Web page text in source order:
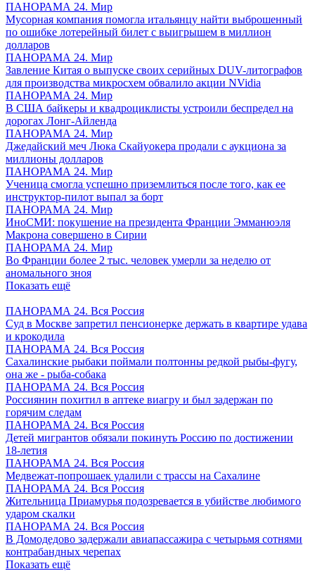
ПАНОРАМА 24. Мир
Мусорная компания помогла итальянцу найти выброшенный
по ошибке лотерейный билет с выигрышем в миллион
долларов
ПАНОРАМА 24. Мир
Завление Китая о выпуске своих серийных DUV-литографов
для производства микросхем обвалило акции NVidia
ПАНОРАМА 24. Мир
В США байкеры и квадроциклисты устроили беспредел на
дорогах Лонг-Айленда
ПАНОРАМА 24. Мир
Джедайский меч Люка Скайуокера продали с аукциона за
миллионы долларов
ПАНОРАМА 24. Мир
Ученица смогла успешно приземлиться после того, как ее
инструктор-пилот выпал за борт
ПАНОРАМА 24. Мир
ИноСМИ: покушение на президента Франции Эмманюэля
Макрона совершено в Сирии
ПАНОРАМА 24. Мир
Во Франции более 2 тыс. человек умерли за неделю от
аномального зноя
Показать ещё
ПАНОРАМА 24. Вся Россия
Суд в Москве запретил пенсионерке держать в квартире удава
и крокодила
ПАНОРАМА 24. Вся Россия
Сахалинские рыбаки поймали полтонны редкой рыбы-фугу,
она же - рыба-собака
ПАНОРАМА 24. Вся Россия
Россиянин похитил в аптеке виагру и был задержан по
горячим следам
ПАНОРАМА 24. Вся Россия
Детей мигрантов обязали покинуть Россию по достижении
18-летия
ПАНОРАМА 24. Вся Россия
Медвежат-попрошаек удалили с трассы на Сахалине
ПАНОРАМА 24. Вся Россия
Жительница Приамурья подозревается в убийстве любимого
ударом скалки
ПАНОРАМА 24. Вся Россия
В Домодедово задержали авиапассажира с четырьмя сотнями
контрабандных черепах
Показать ещё